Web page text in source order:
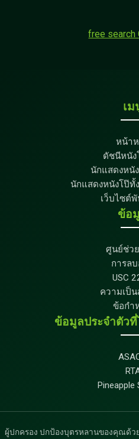
free search
เม
หน้า
ดัชนีหนัง
นักแสดงหนั
นักแสดงหนังโป๊ทั้
เว็บไซต์
ข้อ
ศูนย์ช่ว
การล
USC
ความเป็
ข้อกำ
ข้อมูลประจำตัว
Pineapple
ผู้ปกครอง ปกป้องบุตรหลานของคุณด้ว